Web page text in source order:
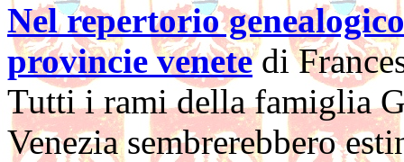
Nel repertorio
provincie venete di
Tutti i rami della famiglia
Venezia sembrerebbero